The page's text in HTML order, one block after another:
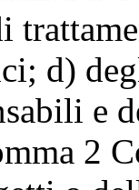
d)
e
2